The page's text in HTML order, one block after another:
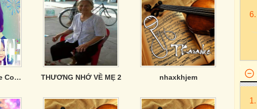
LK Tuấn Vũ - The Cover's By Hứa Như Ý THƯƠNG NHỚ VỀ MẸ 2 nhaxkhjem